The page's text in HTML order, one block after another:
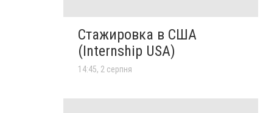
Стажировка в США
(Internship USA)
14:45, 2 серпня